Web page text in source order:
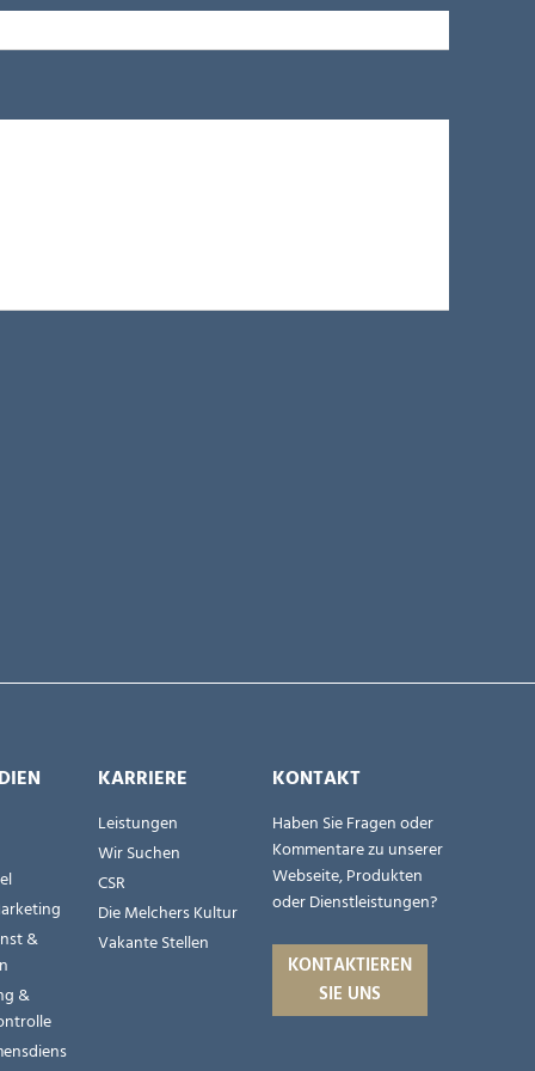
&
&
KARRIERE
Leistungen
Wir Suchen
CSR
Die Melchers Kultur
Vakante Stellen
KONTAKT
Haben Sie Fragen oder
Kommentare zu unserer
Webseite, Produkten
oder Dienstleistungen?
KONTAKTIEREN
SIE UNS